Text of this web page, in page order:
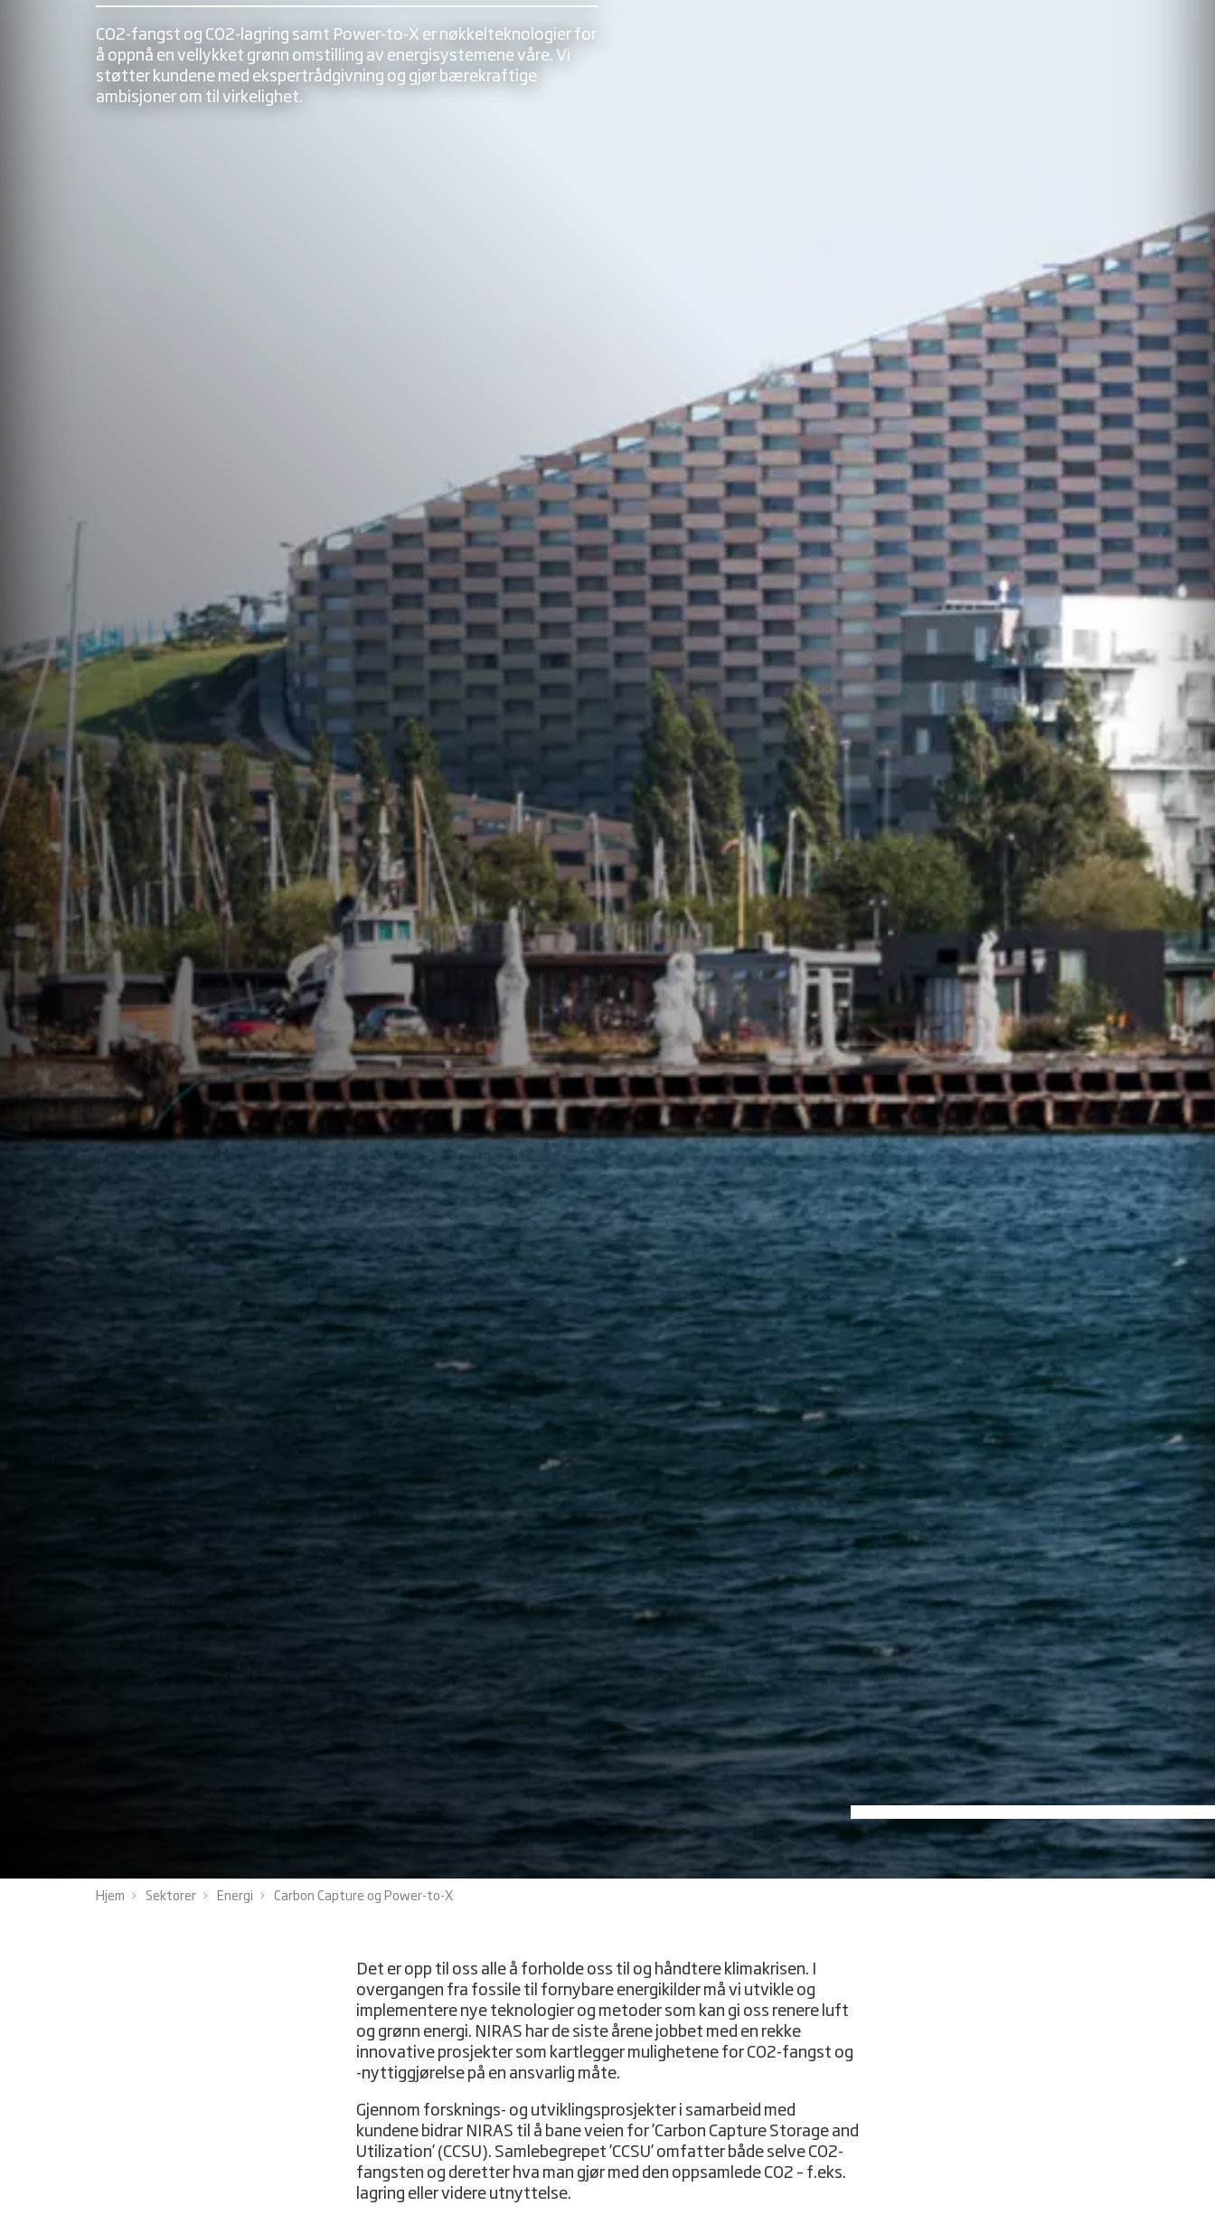
CO2-fangst og CO2-lagring samt Power-to-X er nøkkelteknologier for
å oppnå en vellykket grønn omstilling av energisystemene våre. Vi
støtter kundene med ekspertrådgivning og gjør bærekraftige
ambisjoner om til virkelighet.
Hjem Sektorer Energi Carbon Capture og Power-to-X
Det er opp til oss alle å forholde oss til og håndtere klimakrisen. I
overgangen fra fossile til fornybare energikilder må vi utvikle og
implementere nye teknologier og metoder som kan gi oss renere luft
og grønn energi. NIRAS har de siste årene jobbet med en rekke
innovative prosjekter som kartlegger mulighetene for CO2-fangst og
-nyttiggjørelse på en ansvarlig måte.
Gjennom forsknings- og utviklingsprosjekter i samarbeid med
kundene bidrar NIRAS til å bane veien for ’Carbon Capture Storage and
Utilization’ (CCSU). Samlebegrepet ’CCSU’ omfatter både selve CO2-
fangsten og deretter hva man gjør med den oppsamlede CO2 – f.eks.
lagring eller videre utnyttelse.